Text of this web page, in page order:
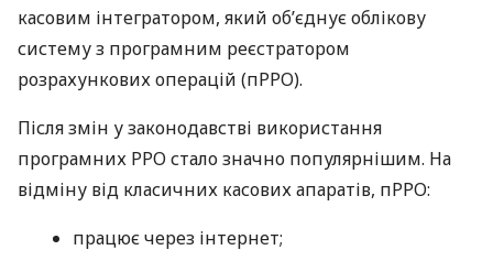
касовим інтегратором, який об’єднує облікову
систему з програмним реєстратором
розрахункових операцій (пРРО).
Після змін у законодавстві використання
програмних РРО стало значно популярнішим. На
відміну від класичних касових апаратів, пРРО:
працює через інтернет;